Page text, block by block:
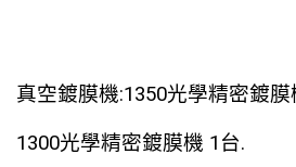
真空鍍膜機:1350光學精密鍍膜
1300光學精密鍍膜機 1台.